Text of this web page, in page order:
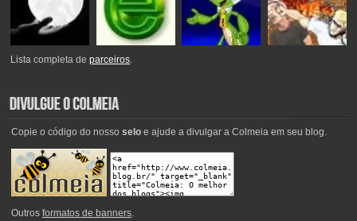
Lista completa deparceiros.
Copie o código do nosso seloe ajude a divulgar a Colmeia em seu blog.
Outros formatos de banners.